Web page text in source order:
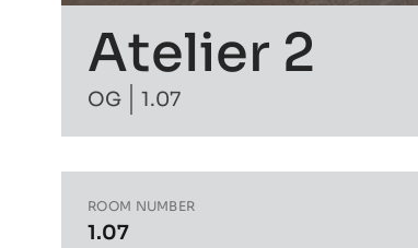
Atelier 2
OG 1.07
ROOM NUMBER
1.07